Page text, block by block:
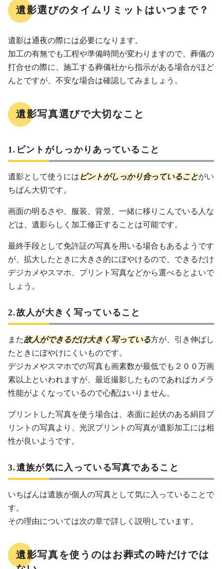
遺影選びのタイムリミットはいつまで？
遺影は通夜の際には必要になります。
加工の有無でも工程や準備時間が変わりますので、葬儀の
打合せの際に、施工する葬儀社から指示がある場合がほど
んとですが、不安な場合は確認してみましょう。
遺影写真選びで大切なこと
1.ピントがしっかりあっていること
遺影として使うには ピントがしっかり合っていることがい
ちばん大切です。
画面の明るさや、服装、背景、一緒に移りこんでいる人な
どは、遺影らしく加工修正することは可能です。
最終手段として免許証の写真を用いる場合もあるようです
が、拡大したときに大きさ的にぼやけるので、できるだけ
デジカメやスマホ、プリント写真などから選べるとよいで
しょう。
2.故人が大きく写っていること
また故人ができるだけ大きく写っている方が、引き伸ばし
たときにぼやけにくいものです。
デジカメやスマホでの写真も画素数が最低でも２００万画
素以上といわれますが、最近撮影したものであればカメラ
性能がよくなっているので心配はいりません。
プリントした写真を使う場合は、表面に起伏のある絹目プ
リントの写真より、光沢プリントの写真が遺影加工には相
性が良いようです。
3.遺族が気に入っている写真であること
いちばんは遺族が個人の写真として気に入っていることで
す。
その理由については次の章で詳しく説明しています。
遺影写真を使うのはお葬式の時だけでは